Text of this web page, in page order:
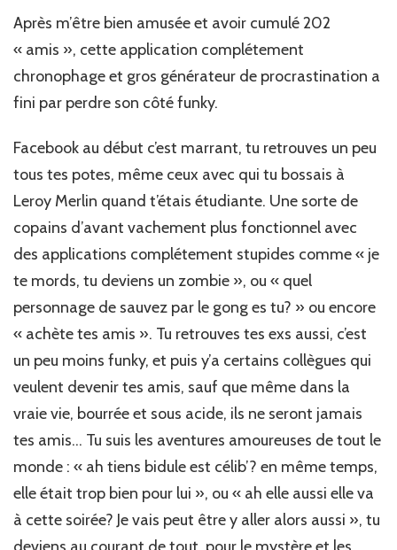
Après m’être bien amusée et avoir cumulé 202
« amis », cette application complétement
chronophage et gros générateur de procrastination a
fini par perdre son côté funky.
Facebook au début c’est marrant, tu retrouves un peu
tous tes potes, même ceux avec qui tu bossais à
Leroy Merlin quand t’étais étudiante. Une sorte de
copains d’avant vachement plus fonctionnel avec
des applications complétement stupides comme « je
te mords, tu deviens un zombie », ou « quel
personnage de sauvez par le gong es tu? » ou encore
« achète tes amis ». Tu retrouves tes exs aussi, c’est
un peu moins funky, et puis y’a certains collègues qui
veulent devenir tes amis, sauf que même dans la
vraie vie, bourrée et sous acide, ils ne seront jamais
tes amis… Tu suis les aventures amoureuses de tout le
monde : « ah tiens bidule est célib’? en même temps,
elle était trop bien pour lui », ou « ah elle aussi elle va
à cette soirée? Je vais peut être y aller alors aussi », tu